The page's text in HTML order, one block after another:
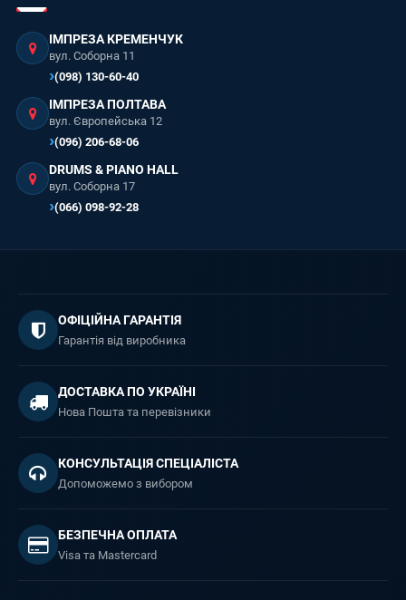
ІМПРЕЗА КРЕМЕНЧУК
вул. Соборна 11
(098) 130-60-40
ІМПРЕЗА ПОЛТАВА
вул. Європейська 12
(096) 206-68-06
DRUMS & PIANO HALL
вул. Соборна 17
(066) 098-92-28
ОФІЦІЙНА ГАРАНТІЯ
Гарантія від виробника
ДОСТАВКА ПО УКРАЇНІ
Нова Пошта та перевізники
КОНСУЛЬТАЦІЯ СПЕЦІАЛІСТА
Допоможемо з вибором
БЕЗПЕЧНА ОПЛАТА
Visa та Mastercard